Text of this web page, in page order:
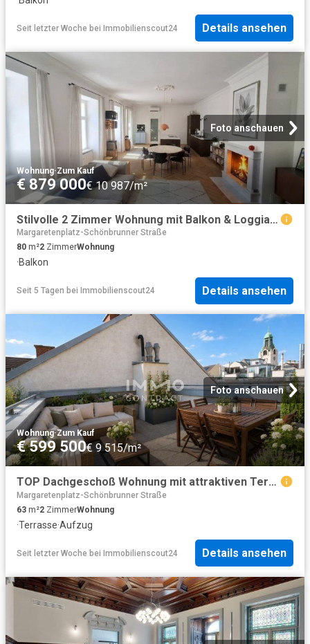
Seit letzter Woche bei Immobilienscout24 Details ansehen
Foto anschauen
Wohnung·Zum Kauf
€ 879 000€ 10 987/m²
Stilvolle 2 Zimmer Wohnung mit Balkon & Loggia im Herzen des 1060 Wien
Margaretenplatz-Schönbrunner Straße
80 m²2 ZimmerWohnung
·Balkon
Seit 5 Tagen bei Immobilienscout24 Details ansehen
Foto anschauen
Wohnung·Zum Kauf
€ 599 500€ 9 515/m²
TOP Dachgeschoß Wohnung mit attraktiven Terrassen bei Mahü, Spittelberg, Museumsquartier
Margaretenplatz-Schönbrunner Straße
63 m²2 ZimmerWohnung
·Terrasse·Aufzug
Seit letzter Woche bei Immobilienscout24 Details ansehen